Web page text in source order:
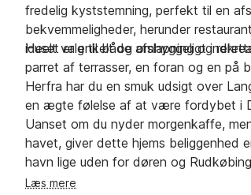
fredelig kyststemning, perfekt til en
bekvemmeligheder, herunder
ideelt valg til både afslapning og
Huset er enkelt og omhyggeligt
parret af terrasser, en foran og en på
Herfra har du en smuk udsigt over
en ægte følelse af at være fordybet i
Uanset om du nyder morgenkaffe,
havet, giver dette hjems beliggenhed
havn lige uden for døren og
ved havet med pulserende lokale
Læs mere